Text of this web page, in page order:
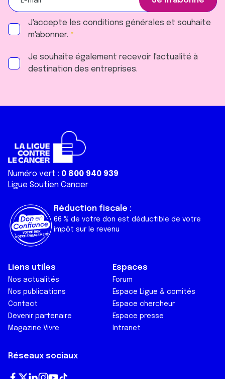
J'accepte les conditions générales et souhaite
m'abonner.
Je souhaite également recevoir l'actualité à
destination des entreprises.
Numéro vert : 0 800 940 939
Ligue Soutien Cancer
Réduction fiscale :
66 % de votre don est déductible de votre
impôt sur le revenu
Liens utiles
Nos actualités
Nos publications
Contact
Devenir partenaire
Magazine Vivre
Espaces
Forum
Espace Ligue & comités
Espace chercheur
Espace presse
Intranet
Réseaux sociaux